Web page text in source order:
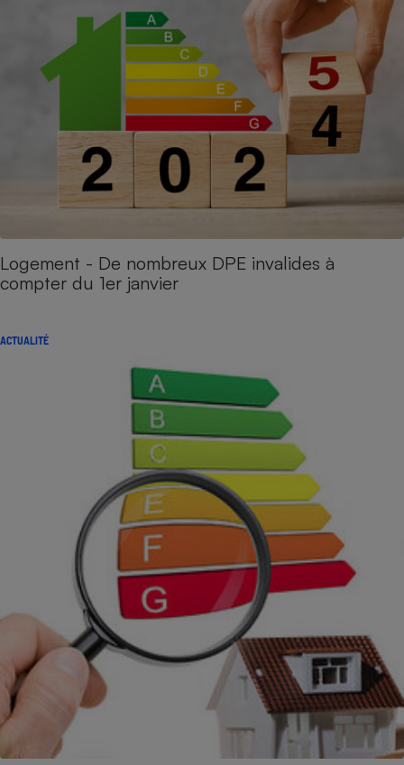
Logement - De nombreux DPE invalides à
compter du 1er janvier
ACTUALITÉ